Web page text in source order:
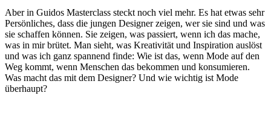
Aber in Guidos Masterclass steckt noch viel mehr. Es hat etwas sehr
Persönliches, dass die jungen Designer zeigen, wer sie sind und was
sie schaffen können. Sie zeigen, was passiert, wenn ich das mache,
was in mir brütet. Man sieht, was Kreativität und Inspiration auslöst
und was ich ganz spannend finde: Wie ist das, wenn Mode auf den
Weg kommt, wenn Menschen das bekommen und konsumieren.
Was macht das mit dem Designer? Und wie wichtig ist Mode
überhaupt?